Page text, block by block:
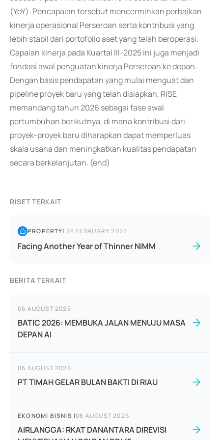
(YoY). Pencapaian tersebut mencerminkan perbaikan
kinerja operasional Perseroan serta kontribusi yang
lebih stabil dari portofolio aset yang telah beroperasi.
Capaian kinerja pada Kuartal III-2025 ini juga menjadi
fondasi awal penguatan kinerja Perseroan ke depan.
Dengan basis pendapatan yang mulai menguat dan
pipeline proyek baru yang telah disiapkan, RISE
memandang tahun 2026 sebagai fase awal
pertumbuhan berikutnya, di mana kontribusi dari
proyek-proyek baru diharapkan dapat memperluas
skala usaha dan meningkatkan kualitas pendapatan
secara berkelanjutan. (end)
RISET TERKAIT
PROPERTY|28 FEBRUARY 2025
Facing Another Year of Thinner NIMM
BERITA TERKAIT
06 AUGUST 2026
BATIC 2026: MEMBUKA JALAN MENUJU MASA
DEPAN AI
06 AUGUST 2026
PT TIMAH GELAR BULAN BAKTI DI RIAU
EKONOMI BISNIS |06 AUGUST 2026
AIRLANGGA: RKAT DANANTARA DIREVISI